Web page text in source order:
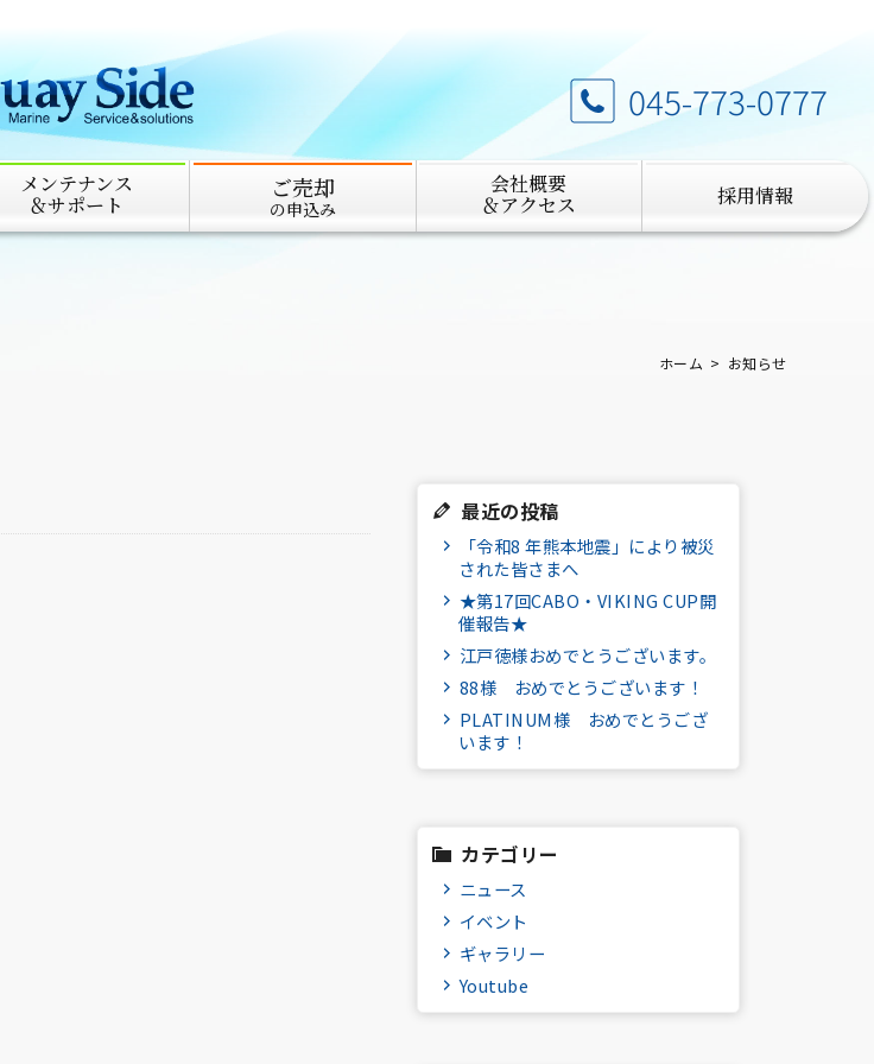
045-773-0777
メンテナンス
＆サポート
ご売却
の申込み
会社概要
＆アクセス 採用情報
ホーム お知らせ
最近の投稿
「令和8 年熊本地震」により被災
された皆さまへ
★第17回CABO・VIKING CUP開
催報告★
江戸徳様おめでとうございます。
88様 おめでとうございます！
PLATINUM様 おめでとうござ
います！
カテゴリー
ニュース
イベント
ギャラリー
Youtube